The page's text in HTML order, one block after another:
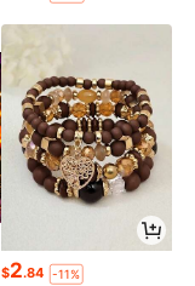
$2.84 -11%